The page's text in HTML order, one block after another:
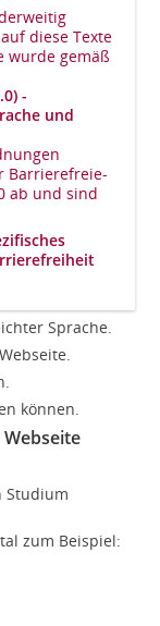
diese Texte
wurde gemäß
-
und
Barrierefreie-
ab und sind
Sprache.
können.
Studium
zum Beispiel: